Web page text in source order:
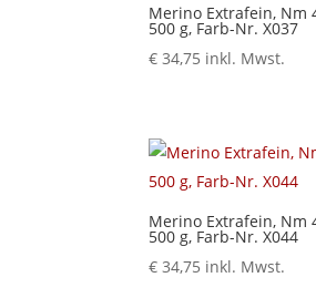
Merino Extrafein, Nm
500 g, Farb-Nr. X037
€ 34,75 inkl. Mwst.
Merino Extrafein, Nm
500 g, Farb-Nr. X044
€ 34,75 inkl. Mwst.